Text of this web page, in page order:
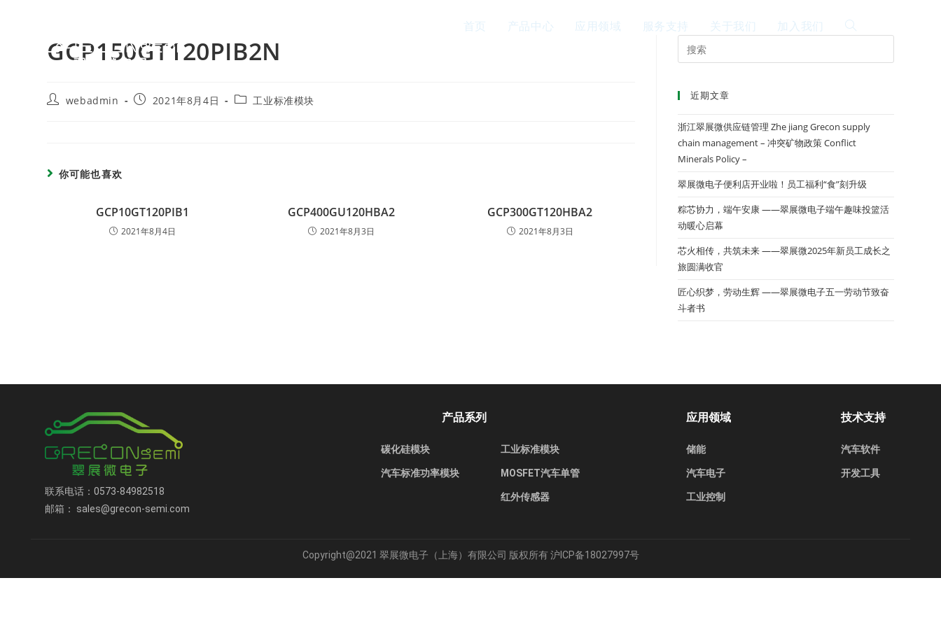
首页 产品中心 应用领域 服务支持 关于我们 加入我们
GCP150GT120PIB2N
webadmin 2021年8月4日 工业标准模块
你可能也喜欢
GCP10GT120PIB1
2021年8月4日
GCP400GU120HBA2
2021年8月3日
GCP300GT120HBA2
2021年8月3日
近期文章
浙江翠展微供应链管理 Zhe jiang Grecon supply
chain management – 冲突矿物政策 Conflict
Minerals Policy –
翠展微电子便利店开业啦！员工福利“食”刻升级
粽芯协力，端午安康 ——翠展微电子端午趣味投篮活
动暖心启幕
芯火相传，共筑未来 ——翠展微2025年新员工成长之
旅圆满收官
匠心织梦，劳动生辉 ——翠展微电子五一劳动节致奋
斗者书
联系电话：0573-84982518
邮箱： sales@grecon-semi.com
产品系列
碳化硅模块
汽车标准功率模块
工业标准模块
MOSFET汽车单管
红外传感器
应用领域
储能
汽车电子
工业控制
技术支持
汽车软件
开发工具
Copyright@2021 翠展微电子（上海）有限公司 版权所有沪ICP备18027997号